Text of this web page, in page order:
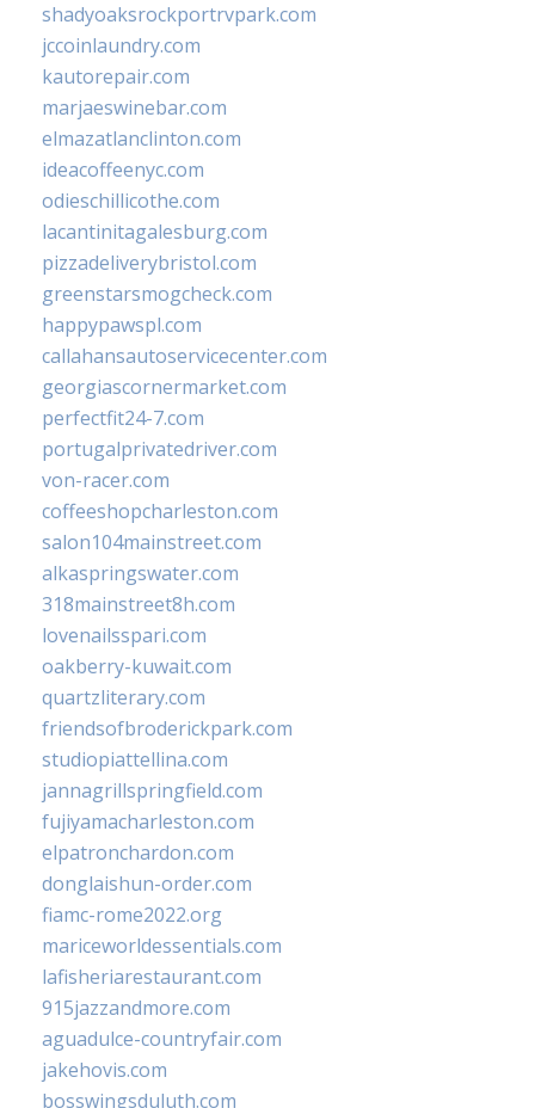
shadyoaksrockportrvpark.com
jccoinlaundry.com
kautorepair.com
marjaeswinebar.com
elmazatlanclinton.com
ideacoffeenyc.com
odieschillicothe.com
lacantinitagalesburg.com
pizzadeliverybristol.com
greenstarsmogcheck.com
happypawspl.com
callahansautoservicecenter.com
georgiascornermarket.com
perfectfit24-7.com
portugalprivatedriver.com
von-racer.com
coffeeshopcharleston.com
salon104mainstreet.com
alkaspringswater.com
318mainstreet8h.com
lovenailsspari.com
oakberry-kuwait.com
quartzliterary.com
friendsofbroderickpark.com
studiopiattellina.com
jannagrillspringfield.com
fujiyamacharleston.com
elpatronchardon.com
donglaishun-order.com
fiamc-rome2022.org
mariceworldessentials.com
lafisheriarestaurant.com
915jazzandmore.com
aguadulce-countryfair.com
jakehovis.com
bosswingsduluth.com